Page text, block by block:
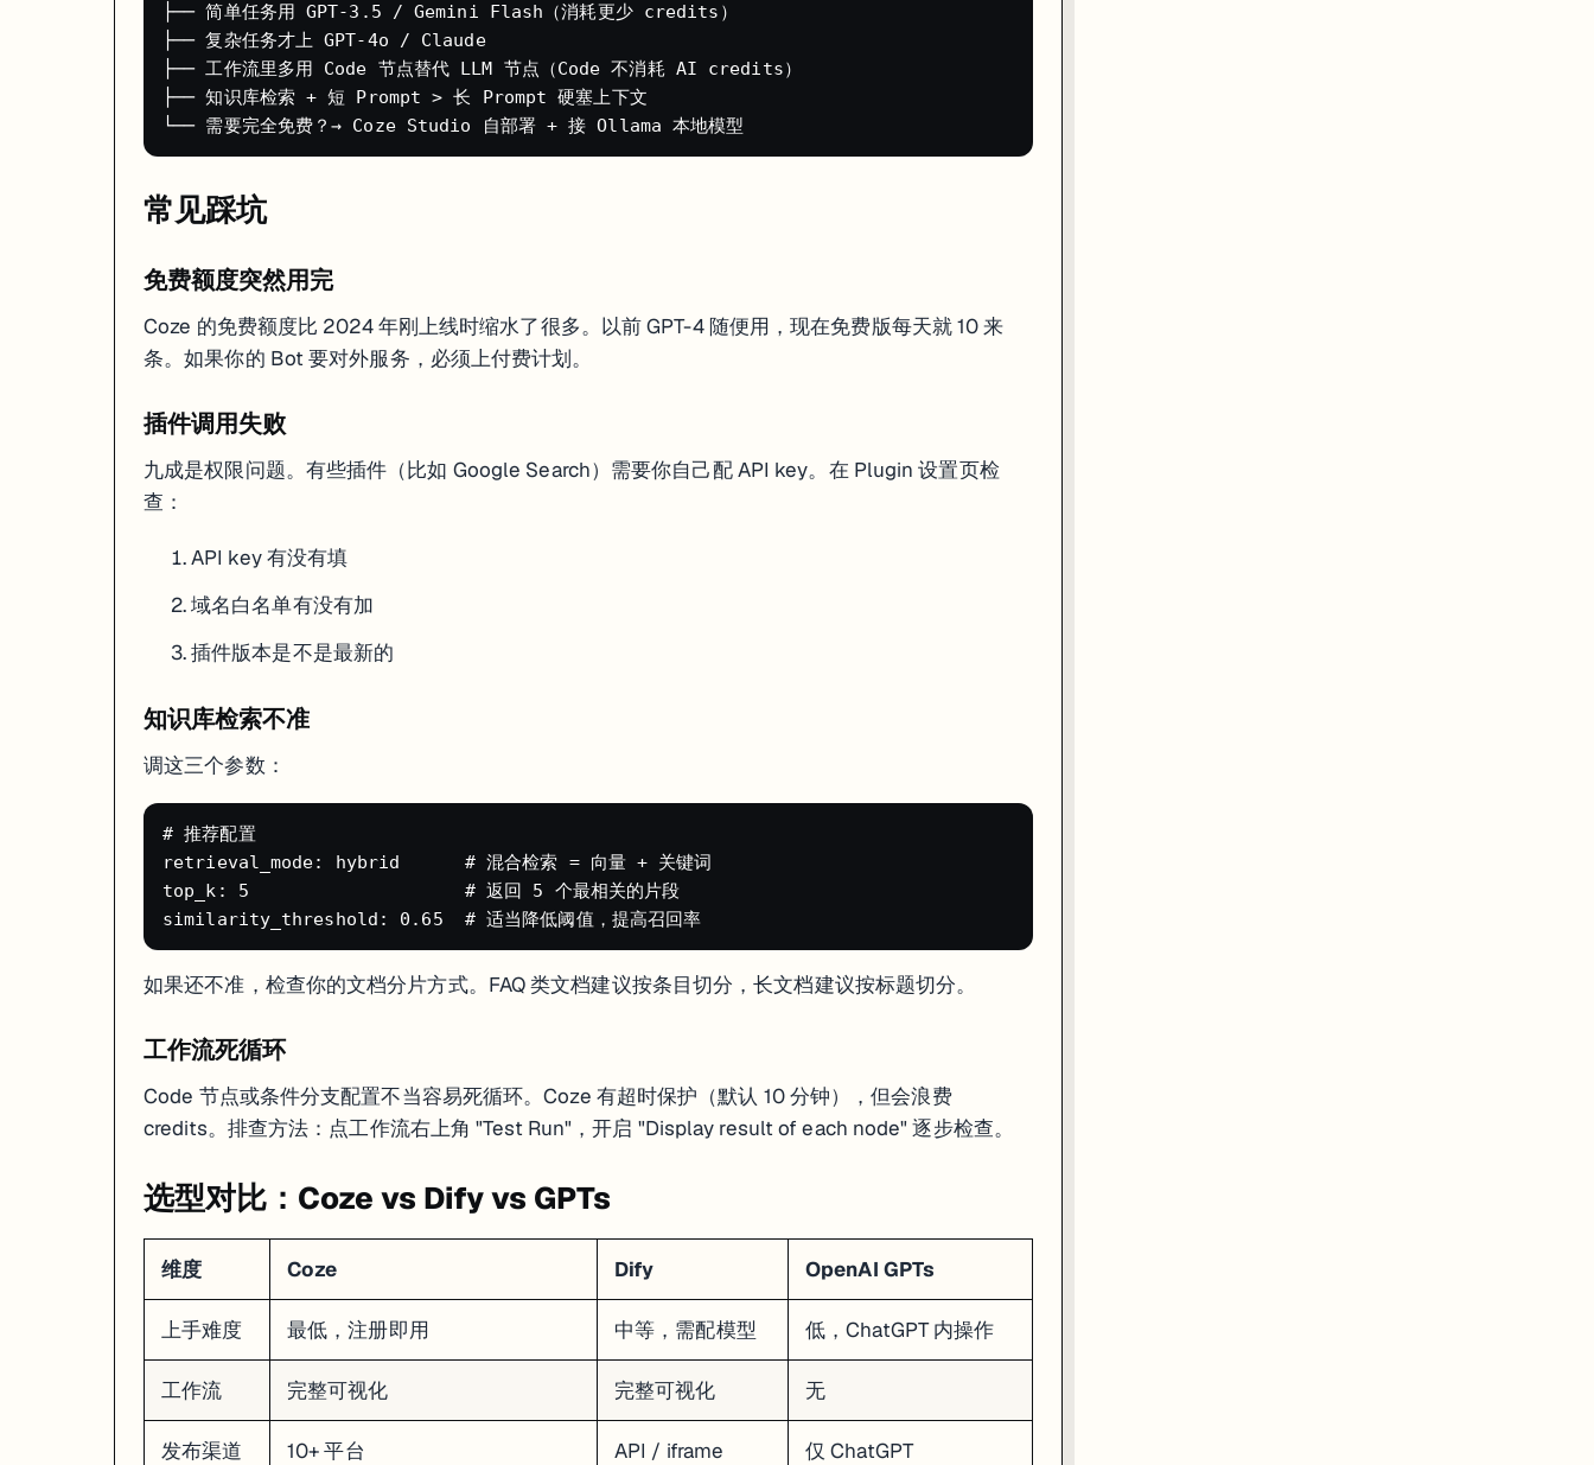
如果你用 Coze Studio 自部署：
不要开放公网注册：加 IP 白名单或关闭注册入口
沙箱隔离 Code 节点
API Token 管理：生产环境用环境变量存 Token，不要硬编码
# 安全的 Token 管理方式
Coze 的路线很清晰：从聊天机器人平台 → AI Agent 开发平台 → AI 协作办公操作系统。2.0 版本的 Agent Plan 和 Coze Space 已经在往这个方向走了。
对开发者来说，现在是用 Coze 的好时机——平台成熟度够了，开源版本也有了，学习成本低但天花板不低。建议从一个实际需求出发（比如客服 Bot、内容审核工作流、知识库问答），搭一个真正能跑的东西，比看
├── 简单任务用 GPT-3.5 / Gemini Flash（消耗更少 credits）
├── 复杂任务才上 GPT-4o / Claude
├── 工作流里多用 Code 节点替代 LLM 节点（Code 不消耗 AI credits）
├── 知识库检索 + 短 Prompt > 长 Prompt 硬塞上下文
常见踩坑
免费额度突然用完
Coze 的免费额度比 2024 年刚上线时缩水了很多。以前 GPT-4 随便用，现在免费版每天就 10 来
条。如果你的 Bot 要对外服务，必须上付费计划。
插件调用失败
九成是权限问题。有些插件（比如 Google Search）需要你自己配 API key。在 Plugin 设置页检
查：
API key 有没有填
域名白名单有没有加
插件版本是不是最新的
知识库检索不准
调这三个参数：
# 推荐配置
retrieval_mode: hybrid      # 混合检索 = 向量 + 关键词
top_k: 5                    # 返回 5 个最相关的片段
如果还不准，检查你的文档分片方式。FAQ 类文档建议按条目切分，长文档建议按标题切分。
工作流死循环
Code 节点或条件分支配置不当容易死循环。Coze 有超时保护（默认 10 分钟），但会浪费
credits。排查方法：点工作流右上角 "Test Run"，开启 "Display result of each node" 逐步检查。
选型对比：Coze vs Dify vs GPTs
维度 Coze Dify OpenAI GPTs
上手难度 最低，注册即用 中等，需配模型 低，ChatGPT 内操作
工作流 完整可视化 完整可视化 无
发布渠道 10+ 平台 API / iframe 仅 ChatGPT